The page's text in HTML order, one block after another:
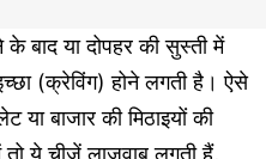
बाद या दोपहर की सुस्ती में
(क्रेविंग) होने लगती है। ऐसे
बाजार की मिठाइयों की
ये चीजें लाजवाब लगती हैं,